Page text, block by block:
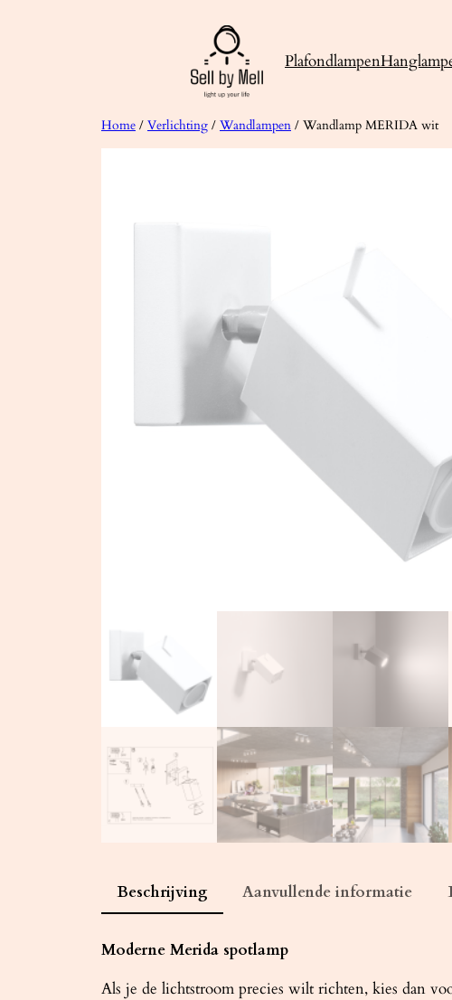
Plafondlampen
Home / Verlichting / Wandlampen / Wandlamp MERIDA wit
Beschrijving Aanvullende informatie
Moderne Merida spotlamp
Als je de lichtstroom precies wilt richten, kies dan